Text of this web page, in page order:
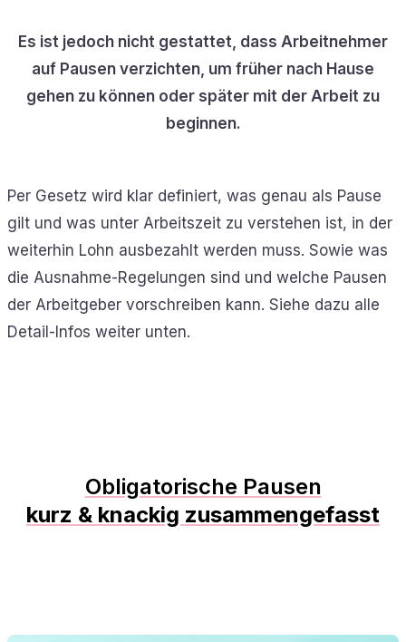
Es ist jedoch nicht gestattet, dass Arbeitnehmer
auf Pausen verzichten, um früher nach Hause
gehen zu können oder später mit der Arbeit zu
beginnen.
Per Gesetz wird klar definiert, was genau als Pause
gilt und was unter Arbeitszeit zu verstehen ist, in der
weiterhin Lohn ausbezahlt werden muss. Sowie was
die Ausnahme-Regelungen sind und welche Pausen
der Arbeitgeber vorschreiben kann. Siehe dazu alle
Detail-Infos weiter unten.
Obligatorische Pausen
kurz & knackig zusammengefasst